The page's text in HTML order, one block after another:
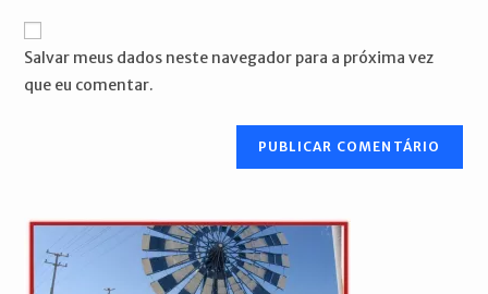
para
comentar
mail
para
comentar
URL
do
site
Salvar meus dados neste navegador para a próxima vez
que eu comentar.